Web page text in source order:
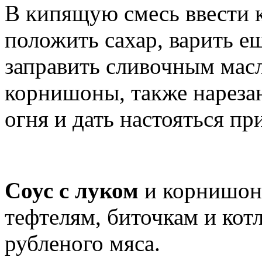
В кипящую смесь ввести
положить сахар, варить
заправить сливочным
корнишоны, также
огня и дать настояться
Соус с луком и
тефтелям, биточкам и
рубленого мяса.